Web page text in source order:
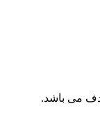
می باشد.